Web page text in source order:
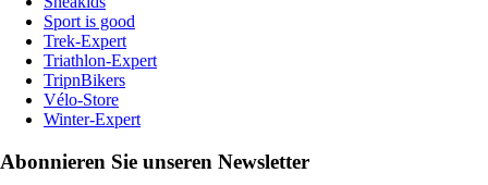
Sport is good
Trek-Expert
Triathlon-Expert
TripnBikers
Vélo-Store
Winter-Expert
Abonnieren Sie unseren Newsletter